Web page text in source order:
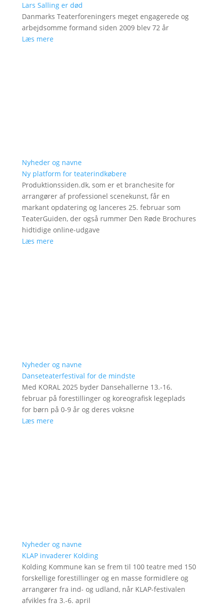
Lars Salling er død
Danmarks Teaterforeningers meget engagerede og
arbejdsomme formand siden 2009 blev 72 år
Læs mere
Nyheder og navne
Ny platform for teaterindkøbere
Produktionssiden.dk, som er et branchesite for
arrangører af professionel scenekunst, får en
markant opdatering og lanceres 25. februar som
TeaterGuiden, der også rummer Den Røde Brochures
hidtidige online-udgave
Læs mere
Nyheder og navne
Danseteaterfestival for de mindste
Med KORAL 2025 byder Dansehallerne 13.-16.
februar på forestillinger og koreografisk legeplads
for børn på 0-9 år og deres voksne
Læs mere
Nyheder og navne
KLAP invaderer Kolding
Kolding Kommune kan se frem til 100 teatre med 150
forskellige forestillinger og en masse formidlere og
arrangører fra ind- og udland, når KLAP-festivalen
afvikles fra 3.-6. april